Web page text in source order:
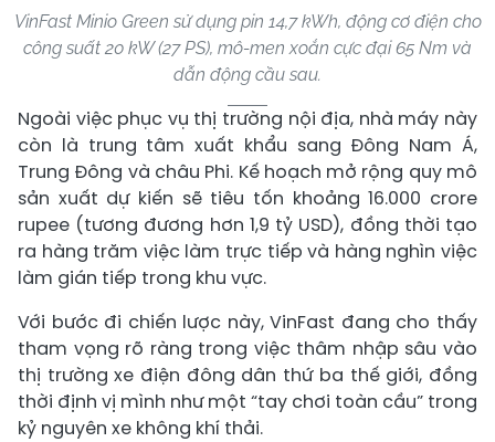
VinFast Minio Green sử dụng pin 14,7 kWh, động cơ điện cho
công suất 20 kW (27 PS), mô-men xoắn cực đại 65 Nm và
dẫn động cầu sau.
Ngoài việc phục vụ thị trường nội địa, nhà máy này
còn là trung tâm xuất khẩu sang Đông Nam Á,
Trung Đông và châu Phi. Kế hoạch mở rộng quy mô
sản xuất dự kiến sẽ tiêu tốn khoảng 16.000 crore
rupee (tương đương hơn 1,9 tỷ USD), đồng thời tạo
ra hàng trăm việc làm trực tiếp và hàng nghìn việc
làm gián tiếp trong khu vực.
Với bước đi chiến lược này, VinFast đang cho thấy
tham vọng rõ ràng trong việc thâm nhập sâu vào
thị trường xe điện đông dân thứ ba thế giới, đồng
thời định vị mình như một “tay chơi toàn cầu” trong
kỷ nguyên xe không khí thải.